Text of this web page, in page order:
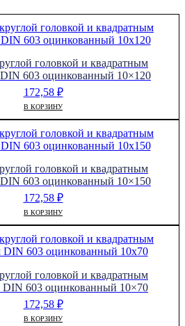
головкой и квадратным
603 оцинкованный 10×120
172,58 ₽
В КОРЗИНУ
головкой и квадратным
603 оцинкованный 10×150
172,58 ₽
В КОРЗИНУ
головкой и квадратным
DIN 603 оцинкованный 10×70
172,58 ₽
В КОРЗИНУ